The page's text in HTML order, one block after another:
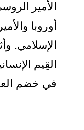
الروسي
والأمير عبد
وأثبتت
الإنسانية
خضم العنف.